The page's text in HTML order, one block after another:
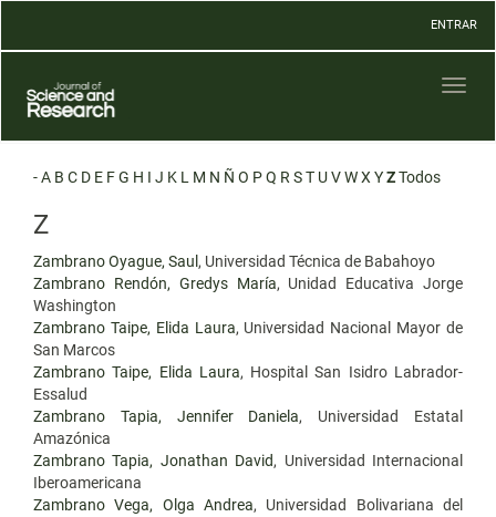
Contenido
Barra
lateral
ENTRAR
-A B C D E FG H I J K L M N Ñ O PQ R ST UVWX YZTodos
Z
Zambrano Oyague, Saul , Universidad Técnica de Babahoyo
Zambrano Rendón, Gredys María, Unidad Educativa Jorge
Washington
Zambrano Taipe, Elida Laura, Universidad Nacional Mayor de
San Marcos
Zambrano Taipe, Elida Laura, Hospital San Isidro Labrador-
Essalud
Zambrano Tapia, Jennifer Daniela, Universidad Estatal
Amazónica
Zambrano Tapia, Jonathan David, Universidad Internacional
Iberoamericana
Zambrano Vega, Olga Andrea, Universidad Bolivariana del